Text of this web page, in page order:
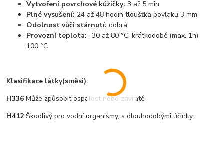
Vytvoření povrchové kůžičky: 3 až 5 min
Plné vysušení: 24 až 48 hodin tloušťka povlaku 3 mm
Odolnost vůči stárnutí: dobrá
Provozní teplota: -30 až 80 °C, krátkodobě (max. 1h)
100 °C
Klasifikace látky(směsi):
H336Může způsobit ospalost nebo závratě
H412Škodlivý pro vodní organismy, s dlouhodobými účinky.